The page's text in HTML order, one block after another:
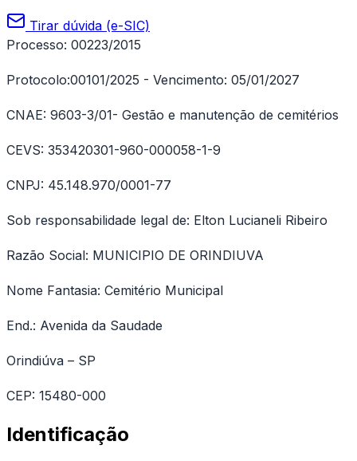
Tirar dúvida (e-SIC)
Processo: 00223/2015
Protocolo:00101/2025 - Vencimento: 05/01/2027
CNAE: 9603-3/01- Gestão e manutenção de cemitérios
CEVS: 353420301-960-000058-1-9
CNPJ: 45.148.970/0001-77
Sob responsabilidade legal de: Elton Lucianeli Ribeiro
Razão Social: MUNICIPIO DE ORINDIUVA
Nome Fantasia: Cemitério Municipal
End.: Avenida da Saudade
Orindiúva – SP
CEP: 15480-000
Identificação